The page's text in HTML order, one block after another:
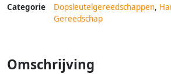
Categorie Dopsleutelgereedschappen,
Gereedschap
Omschrijving